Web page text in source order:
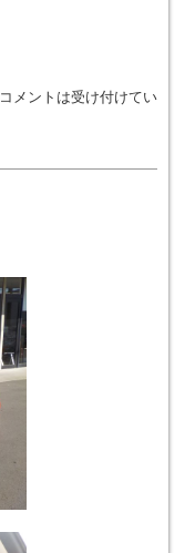
コメントは受け付けてい